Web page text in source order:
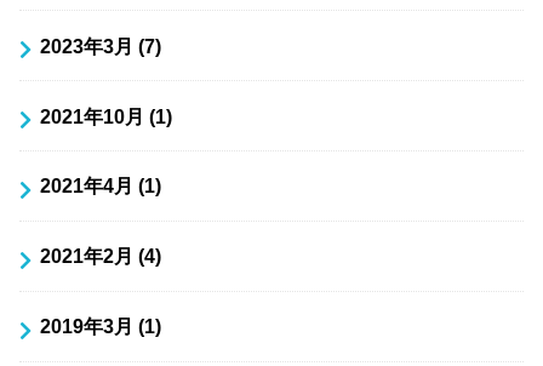
2023年3月 (7)
2021年10月 (1)
2021年4月 (1)
2021年2月 (4)
2019年3月 (1)